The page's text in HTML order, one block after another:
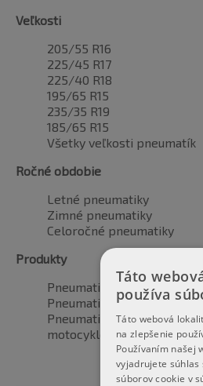
Veľkosti
205/55 R16
225/45 R17
225/40 R18
195/65 R15
235/35 R19
185/65 R15
Všetky veľkosti pneumatík
Ročné obdobie
Letné pneumatiky
Zimné pneumatiky
Celoročné pneumatiky
Produkty
Pneumatiky pre automobily
Pneumatiky pre SUV / 4x4
Pneumatiky pre dodávku
motocyklové pneumatiky
Táto
používa
Táto webová
na zlepšenie
Používaním našej
vyjadrujete súhlas
súborov cookie v